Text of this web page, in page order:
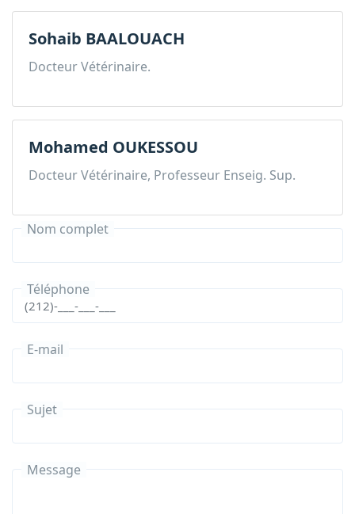
Sohaib BAALOUACH
Docteur Vétérinaire.
Mohamed OUKESSOU
Docteur Vétérinaire, Professeur Enseig. Sup.
Nom complet
Téléphone
E-mail
Sujet
Message